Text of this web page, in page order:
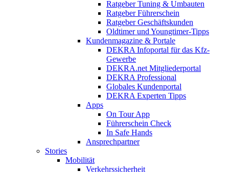
Ratgeber Tuning & Umbauten
Ratgeber Führerschein
Ratgeber Geschäftskunden
Oldtimer und Youngtimer-Tipps
Kundenmagazine & Portale
DEKRA Infoportal für das Kfz-
Gewerbe
DEKRA.net Mitgliederportal
DEKRA Professional
Globales Kundenportal
DEKRA Experten Tipps
Apps
On Tour App
Führerschein Check
In Safe Hands
Ansprechpartner
Stories
Mobilität
Verkehrssicherheit